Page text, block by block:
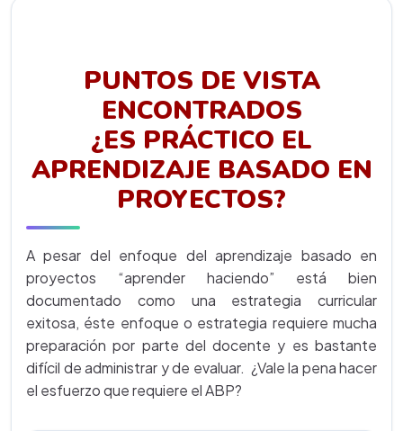
PUNTOS DE VISTA
ENCONTRADOS
¿ES PRÁCTICO EL
APRENDIZAJE BASADO EN
PROYECTOS?
A pesar del enfoque del aprendizaje basado en
proyectos “aprender haciendo” está bien
documentado como una estrategia curricular
exitosa, éste enfoque o estrategia requiere mucha
preparación por parte del docente y es bastante
difícil de administrar y de evaluar. ¿Vale la pena hacer
el esfuerzo que requiere el ABP?